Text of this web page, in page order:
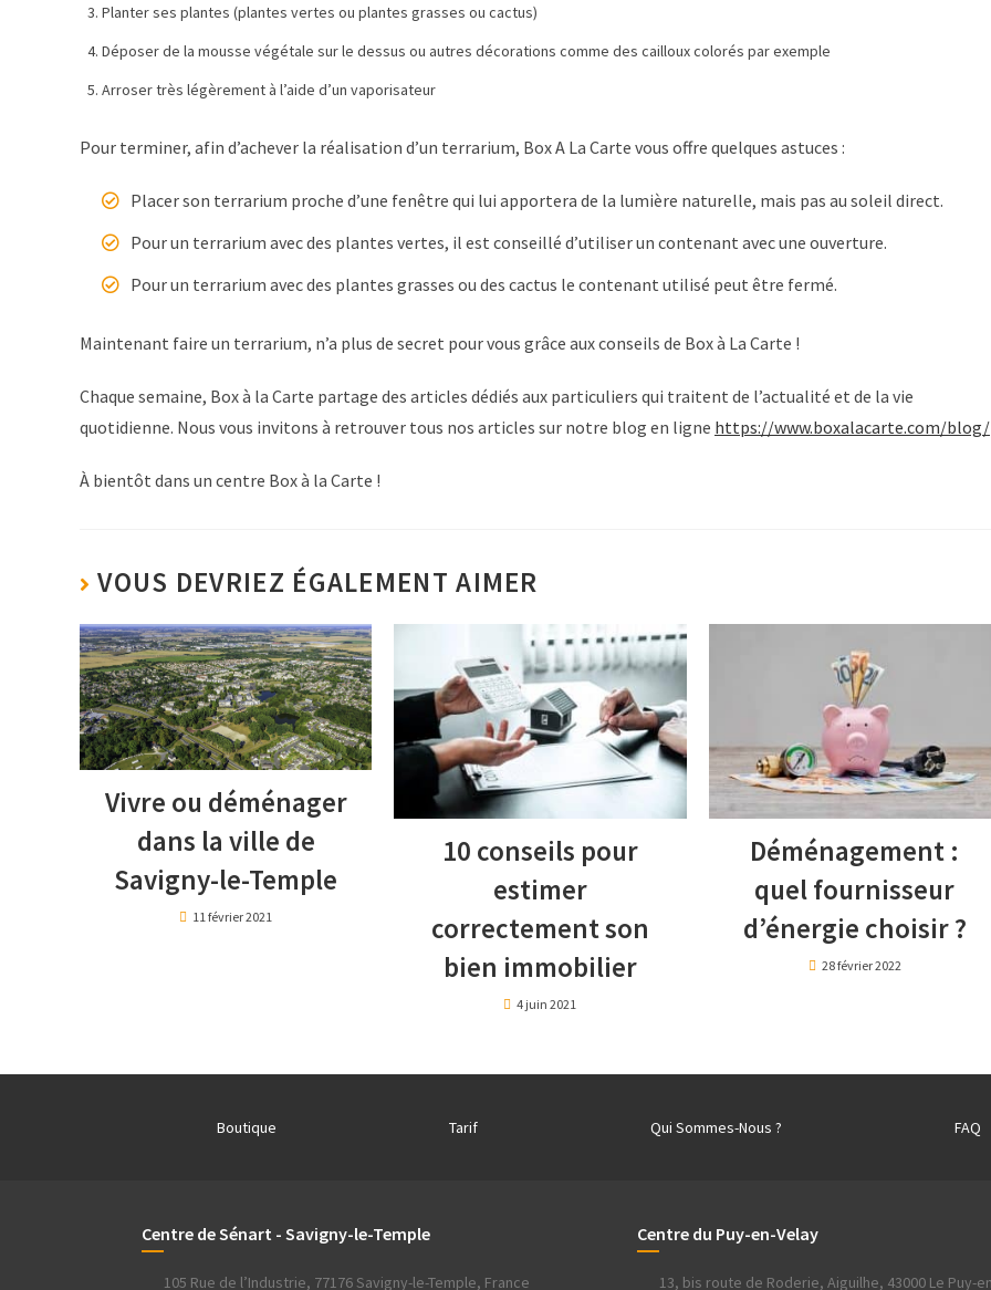
Planter ses plantes (plantes vertes ou plantes grasses ou cactus)
Déposer de la mousse végétale sur le dessus ou autres décorations comme des cailloux colorés par exemple
Arroser très légèrement à l’aide d’un vaporisateur
Pour terminer, afin d’achever la réalisation d’un terrarium, Box A La Carte vous offre quelques astuces :
Placer son terrarium proche d’une fenêtre qui lui apportera de la lumière naturelle, mais pas au soleil direct.
Pour un terrarium avec des plantes vertes, il est conseillé d’utiliser un contenant avec une ouverture.
Pour un terrarium avec des plantes grasses ou des cactus le contenant utilisé peut être fermé.
Maintenant faire un terrarium, n’a plus de secret pour vous grâce aux conseils de Box à La Carte !
Chaque semaine, Box à la Carte partage des articles dédiés aux particuliers qui traitent de l’actualité et de la vie
quotidienne. Nous vous invitons à retrouver tous nos articles sur notre blog en ligne https://www.boxalacarte.com/blog/
À bientôt dans un centre Box à la Carte !
VOUS DEVRIEZ ÉGALEMENT AIMER
Vivre ou déménager
dans la ville de
Savigny-le-Temple
11 février 2021
10 conseils pour
estimer
correctement son
bien immobilier
4 juin 2021
Déménagement :
quel fournisseur
d’énergie choisir ?
28 février 2022
Boutique Tarif Qui Sommes-Nous ? FAQ
Centre de Sénart - Savigny-le-Temple
105 Rue de l’Industrie, 77176 Savigny-le-Temple, France
Centre du Puy-en-Velay
13, bis route de Roderie, Aiguilhe, 43000 Le Puy-